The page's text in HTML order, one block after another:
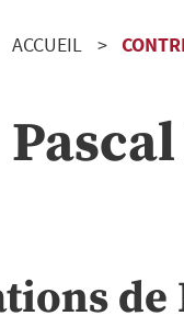
ACCUEIL
de